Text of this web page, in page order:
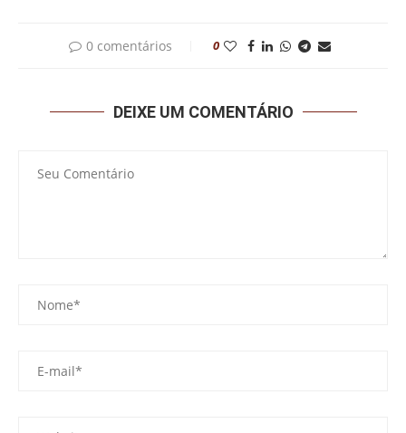
0 comentários 0
DEIXE UM COMENTÁRIO